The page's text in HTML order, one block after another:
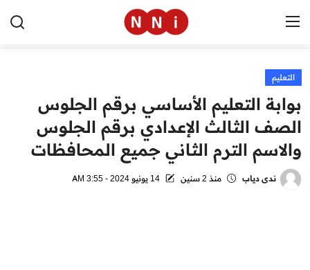
الرئيسية
اخبار مصر
العالم
الرياضة
التعليم
بوابة التعليم الأساسي برقم الجلوس
الصف الثالث الإعدادي برقم الجلوس
والاسم الترم الثاني جميع المحافظات
ندى دياب منذ 2 سنين 14 يونيو 2024 - 3:55 AM